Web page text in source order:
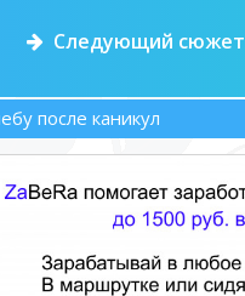
Следующий сюжет
после каникул